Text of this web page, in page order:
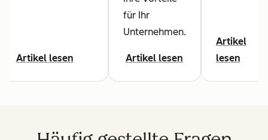
Artikel lesen
für Ihr
Unternehmen.
Artikel lesen
Artikel
lesen